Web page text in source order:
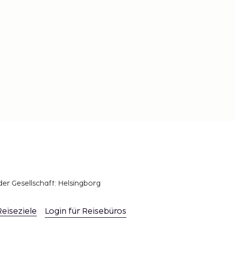
Gesellschaft: Helsingborg
Login für Reisebüros